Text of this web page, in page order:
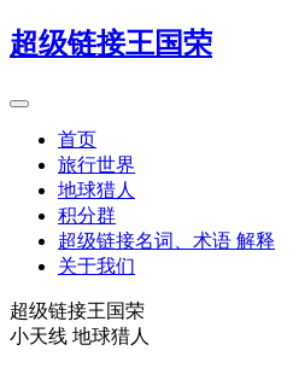
超级链接王国荣
首页
旅行世界
地球猎人
积分群
超级链接名词、术语 解释
关于我们
超级链接王国荣
小天线 地球猎人